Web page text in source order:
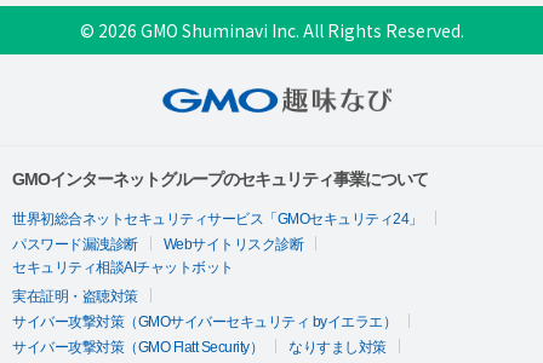
© 2026 GMO Shuminavi Inc. All Rights Reserved.